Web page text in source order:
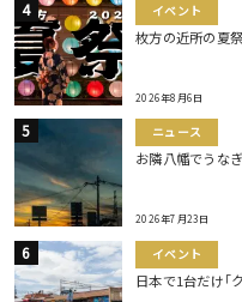
イベント
枚方の近所の夏
2026年8月6日
ニュース
お隣八幡でうな
2026年7月23日
イベント
日本で1台だけ｢